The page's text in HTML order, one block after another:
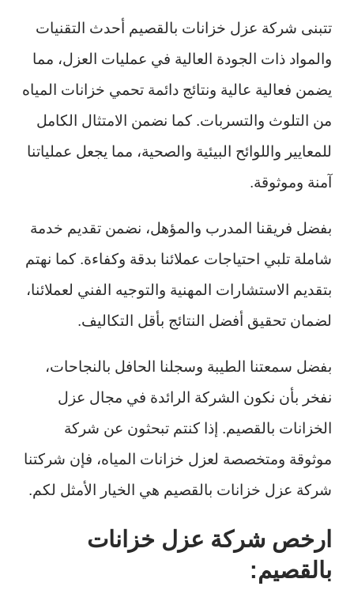
تتبنى شركة عزل خزانات بالقصيم أحدث التقنيات
والمواد ذات الجودة العالية في عمليات العزل، مما
يضمن فعالية عالية ونتائج دائمة تحمي خزانات المياه
من التلوث والتسربات. كما نضمن الامتثال الكامل
للمعايير واللوائح البيئية والصحية، مما يجعل عملياتنا
آمنة وموثوقة.
بفضل فريقنا المدرب والمؤهل، نضمن تقديم خدمة
شاملة تلبي احتياجات عملائنا بدقة وكفاءة. كما نهتم
بتقديم الاستشارات المهنية والتوجيه الفني لعملائنا،
لضمان تحقيق أفضل النتائج بأقل التكاليف.
بفضل سمعتنا الطيبة وسجلنا الحافل بالنجاحات،
نفخر بأن نكون الشركة الرائدة في مجال عزل
الخزانات بالقصيم. إذا كنتم تبحثون عن شركة
موثوقة ومتخصصة لعزل خزانات المياه، فإن شركتنا
شركة عزل خزانات بالقصيم هي الخيار الأمثل لكم.
ارخص شركة عزل خزانات
بالقصيم: